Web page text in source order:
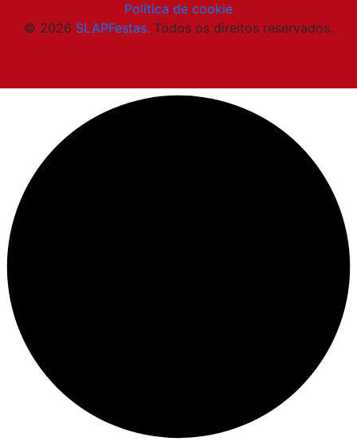
Política de cookie
© 2026 SLAPFestas. Todos os direitos reservados.